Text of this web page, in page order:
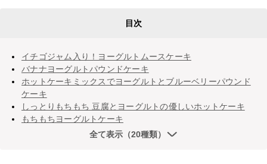
目次
イチゴジャム入り！ヨーグルトムースケーキ
バナナヨーグルトパウンドケーキ
ホットケーキミックスでヨーグルトとブルーベリーパウンド
ケーキ
しっとりもちもち 豆腐とヨーグルトの優しいホットケーキ
もちもちヨーグルトケーキ
全て表示（20種類）